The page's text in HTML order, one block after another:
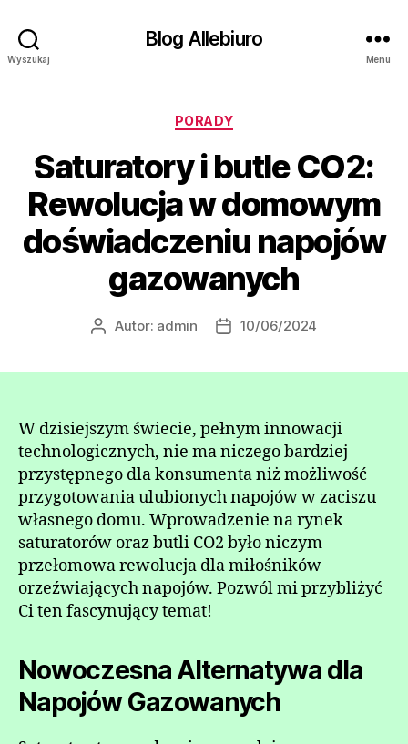
Wyszukaj
Blog Allebiuro
Menu
Kategorie
PORADY
Saturatory i butle CO2:
Rewolucja w domowym
doświadczeniu napojów
gazowanych
AutorAutor: admin
Data10/06/2024
W dzisiejszym świecie, pełnym innowacji
technologicznych, nie ma niczego bardziej
przystępnego dla konsumenta niż możliwość
przygotowania ulubionych napojów w zaciszu
własnego domu. Wprowadzenie na rynek
saturatorów oraz butli CO2 było niczym
przełomowa rewolucja dla miłośników
orzeźwiających napojów. Pozwól mi przybliżyć
Ci ten fascynujący temat!
Nowoczesna Alternatywa dla
Napojów Gazowanych